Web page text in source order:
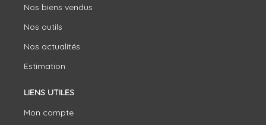
Nos biens vendus
Nos outils
Nos actualités
Estimation
LIENS UTILES
Mon compte